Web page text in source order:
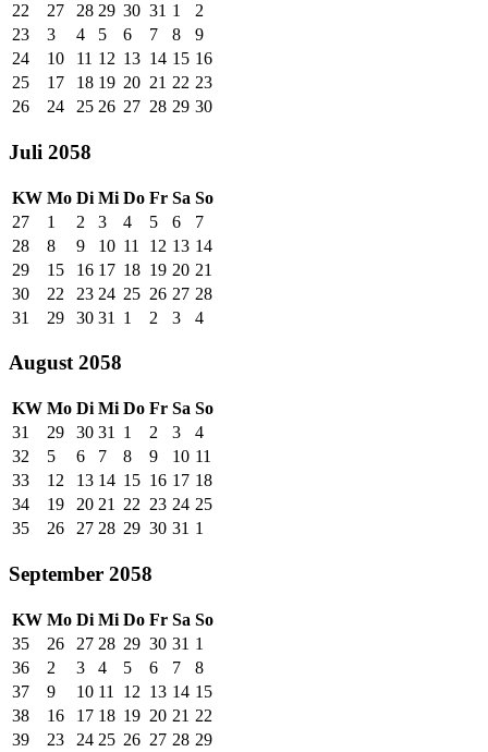
22
27 28 29 30 31 1
2
23
3 4 5 6 7 8
9
24
10 11 12 13 14 15 16
25
17 18 19 20 21 22 23
26
24 25 26 27 28 29 30
Juli 2058
KW Mo Di Mi Do Fr Sa So
27
1 2 3 4 5 6
7
28
8 9 10 11 12 13 14
29
15 16 17 18 19 20 21
30
22 23 24 25 26 27 28
31
29 30 31 1 2 3 4
August 2058
KW Mo Di Mi Do Fr Sa So
31
29 30 31 1 2 3
4
32
5 6 7 8 9 10 11
33
12 13 14 15 16 17 18
34
19 20 21 22 23 24 25
35
26 27 28 29 30 31 1
September 2058
KW Mo Di Mi Do Fr Sa So
35
26 27 28 29 30 31 1
36
2 3 4 5 6 7
8
37
9 10 11 12 13 14 15
38
16 17 18 19 20 21 22
39
23 24 25 26 27 28 29